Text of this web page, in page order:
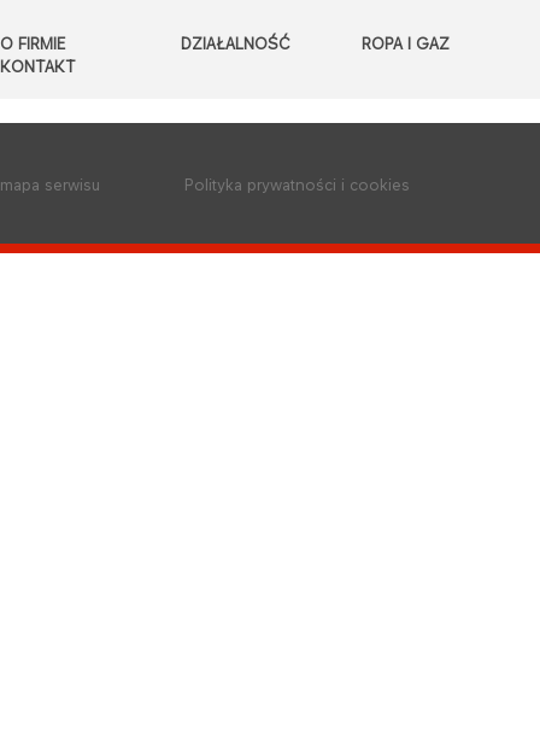
O FIRMIE DZIAŁALNOŚĆ
ROPA I GAZ
KONTAKT
mapa serwisu Polityka prywatności i cookies